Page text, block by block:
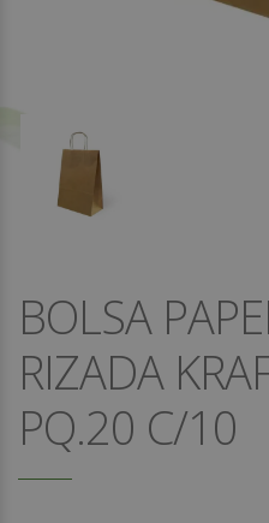
BOLSA
RIZADA
PQ.20 C/10